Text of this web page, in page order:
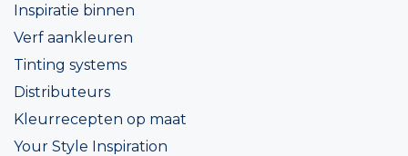
Inspiratie binnen
Verf aankleuren
Tinting systems
Distributeurs
Kleurrecepten op maat
Your Style Inspiration